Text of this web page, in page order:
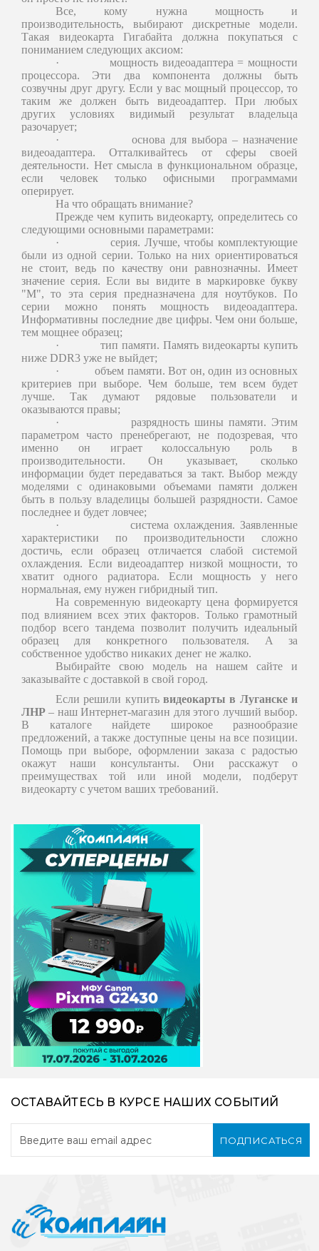
Все, кому нужна мощность и
производительность, выбирают дискретные модели.
Такая видеокарта Гигабайта должна покупаться с
пониманием следующих аксиом:
·
мощность видеоадаптера = мощности
процессора. Эти два компонента должны быть
созвучны друг другу. Если у вас мощный процессор, то
таким же должен быть видеоадаптер. При любых
других условиях видимый результат владельца
разочарует;
·
основа для выбора – назначение
видеоадаптера. Отталкивайтесь от сферы своей
деятельности. Нет смысла в функциональном образце,
если человек только офисными программами
оперирует.
На что обращать внимание?
Прежде чем купить видеокарту, определитесь со
следующими основными параметрами:
·
серия. Лучше, чтобы комплектующие
были из одной серии. Только на них ориентироваться
не стоит, ведь по качеству они равнозначны. Имеет
значение серия. Если вы видите в маркировке букву
"М", то эта серия предназначена для ноутбуков. По
серии можно понять мощность видеоадаптера.
Информативны последние две цифры. Чем они больше,
тем мощнее образец;
·
тип памяти. Память видеокарты купить
ниже DDR3 уже не выйдет;
·
объем памяти. Вот он, один из основных
критериев при выборе. Чем больше, тем всем будет
лучше. Так думают рядовые пользователи и
оказываются правы;
·
разрядность шины памяти. Этим
параметром часто пренебрегают, не подозревая, что
именно он играет колоссальную роль в
производительности. Он указывает, сколько
информации будет передаваться за такт. Выбор между
моделями с одинаковыми объемами памяти должен
быть в пользу владелицы большей разрядности. Самое
последнее и будет ловчее;
·
система охлаждения. Заявленные
характеристики по производительности сложно
достичь, если образец отличается слабой системой
охлаждения. Если видеоадаптер низкой мощности, то
хватит одного радиатора. Если мощность у него
нормальная, ему нужен гибридный тип.
На современную видеокарту цена формируется
под влиянием всех этих факторов. Только грамотный
подбор всего тандема позволит получить идеальный
образец для конкретного пользователя. А за
собственное удобство никаких денег не жалко.
Выбирайте свою модель на нашем сайте и
заказывайте с доставкой в ​​свой город.
Если решили купить видеокарты в Луганске и
ЛНР – наш Интернет-магазин для этого лучший выбор.
В каталоге найдете широкое разнообразие
предложений, а также доступные цены на все позиции.
Помощь при выборе, оформлении заказа с радостью
окажут наши консультанты. Они расскажут о
преимуществах той или иной модели, подберут
видеокарту с учетом ваших требований.
ОСТАВАЙТЕСЬ В КУРСЕ НАШИХ СОБЫТИЙ
ПОДПИСАТЬСЯ